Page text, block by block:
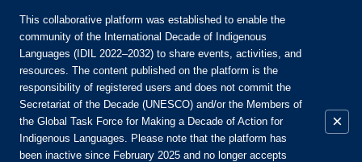
Rejoignez la communauté :
FR
This collaborative platform was established to enable the
community of the International Decade of Indigenous
Languages (IDIL 2022–2032) to share events, activities, and
resources. The content published on the platform is the
responsibility of registered users and does not commit the
Secretariat of the Decade (UNESCO) and/or the Members of
the Global Task Force for Making a Decade of Action for
Indigenous Languages. Please note that the platform has
been inactive since February 2025 and no longer accepts
×